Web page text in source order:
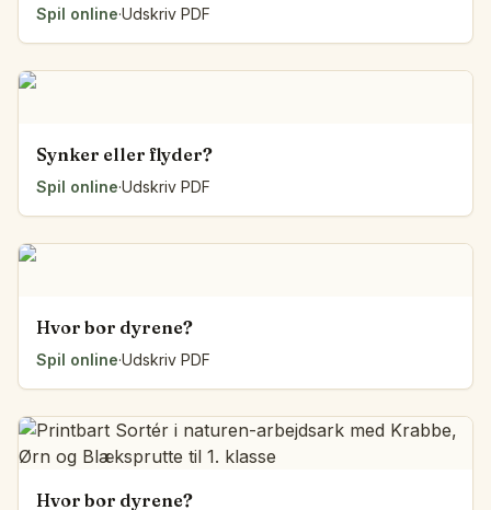
Spil online·Udskriv PDF
Synker eller flyder?
Spil online·Udskriv PDF
Hvor bor dyrene?
Spil online·Udskriv PDF
Hvor bor dyrene?